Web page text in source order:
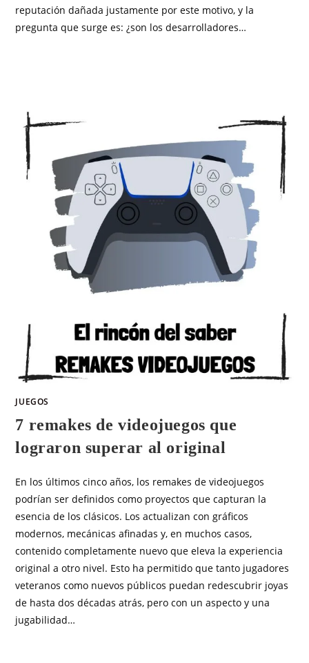
reputación dañada justamente por este motivo, y la
pregunta que surge es: ¿son los desarrolladores…
JUEGOS
7 remakes de videojuegos que
lograron superar al original
En los últimos cinco años, los remakes de videojuegos
podrían ser definidos como proyectos que capturan la
esencia de los clásicos. Los actualizan con gráficos
modernos, mecánicas afinadas y, en muchos casos,
contenido completamente nuevo que eleva la experiencia
original a otro nivel. Esto ha permitido que tanto jugadores
veteranos como nuevos públicos puedan redescubrir joyas
de hasta dos décadas atrás, pero con un aspecto y una
jugabilidad…